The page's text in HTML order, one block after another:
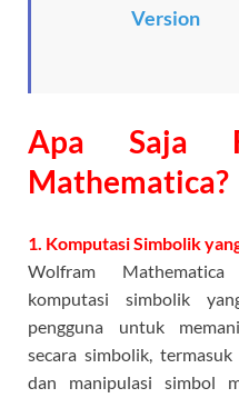
Version
Apa Saja
Mathematica?
1. Komputasi Simbolik
Wolfram Mathematica
komputasi simbolik
pengguna untuk
secara simbolik,
dan manipulasi simbol